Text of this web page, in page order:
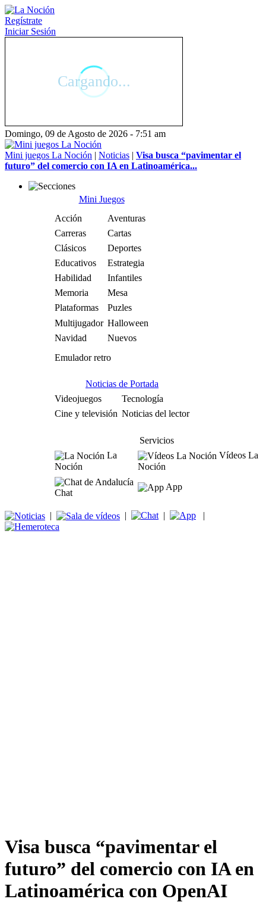
Regístrate
Iniciar Sesión
Domingo, 09 de Agosto de 2026 - 7:51 am
Mini juegos La Noción | Noticias | Visa busca “pavimentar el
futuro” del comercio con IA en Latinoamérica...
Mini Juegos
Acción
Aventuras
Carreras
Cartas
Clásicos
Deportes
Educativos
Estrategia
Habilidad
Infantiles
Memoria
Mesa
Plataformas
Puzles
Multijugador Halloween
Navidad
Nuevos
Emulador retro
Noticias de Portada
Videojuegos
Tecnología
Cine y televisión Noticias del lector
Servicios
La
Noción
Vídeos La
Noción
Chat
App
| | | |
Visa busca “pavimentar el
futuro” del comercio con IA en
Latinoamérica con OpenAI